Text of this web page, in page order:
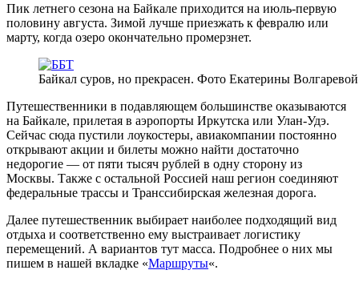
Пик летнего сезона на Байкале приходится на июль-первую
половину августа. Зимой лучше приезжать к февралю или
марту, когда озеро окончательно промерзнет.
Байкал суров, но прекрасен. Фото Екатерины Волгаревой
Путешественники в подавляющем большинстве оказываются
на Байкале, прилетая в аэропорты Иркутска или Улан-Удэ.
Сейчас сюда пустили лоукостеры, авиакомпании постоянно
открывают акции и билеты можно найти достаточно
недорогие — от пяти тысяч рублей в одну сторону из
Москвы. Также с остальной Россией наш регион соединяют
федеральные трассы и Транссибирская железная дорога.
Далее путешественник выбирает наиболее подходящий вид
отдыха и соответственно ему выстраивает логистику
перемещений. А вариантов тут масса. Подробнее о них мы
пишем в нашей вкладке «Маршруты«.